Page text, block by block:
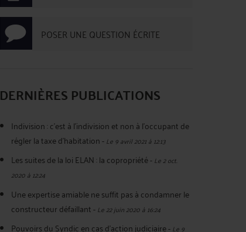
POSER UNE QUESTION ÉCRITE
DERNIÈRES PUBLICATIONS
Indivision : c'est à l'indivision et non à l'occupant de
régler la taxe d'habitation-Le 9 avril 2021 à 12:13
Les suites de la loi ELAN : la copropriété-Le 2 oct.
2020 à 12:24
Une expertise amiable ne suffit pas à condamner le
constructeur défaillant-Le 22 juin 2020 à 16:24
Pouvoirs du Syndic en cas d'action judiciaire-Le 9